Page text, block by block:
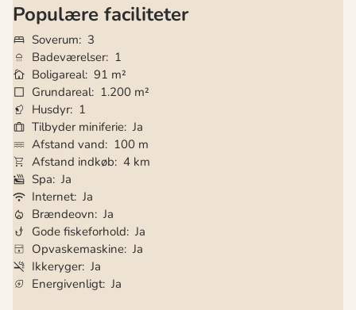
Populære faciliteter
Soverum
3
Badeværelser 1
Boligareal 91 m²
Grundareal 1.200 m²
Husdyr 1
Tilbyder miniferie Ja
Afstand vand
100 m
Afstand indkøb 4 km
Spa Ja
Internet Ja
Brændeovn Ja
Gode fiskeforhold Ja
Opvaskemaskine Ja
Ikkeryger Ja
Energivenligt Ja